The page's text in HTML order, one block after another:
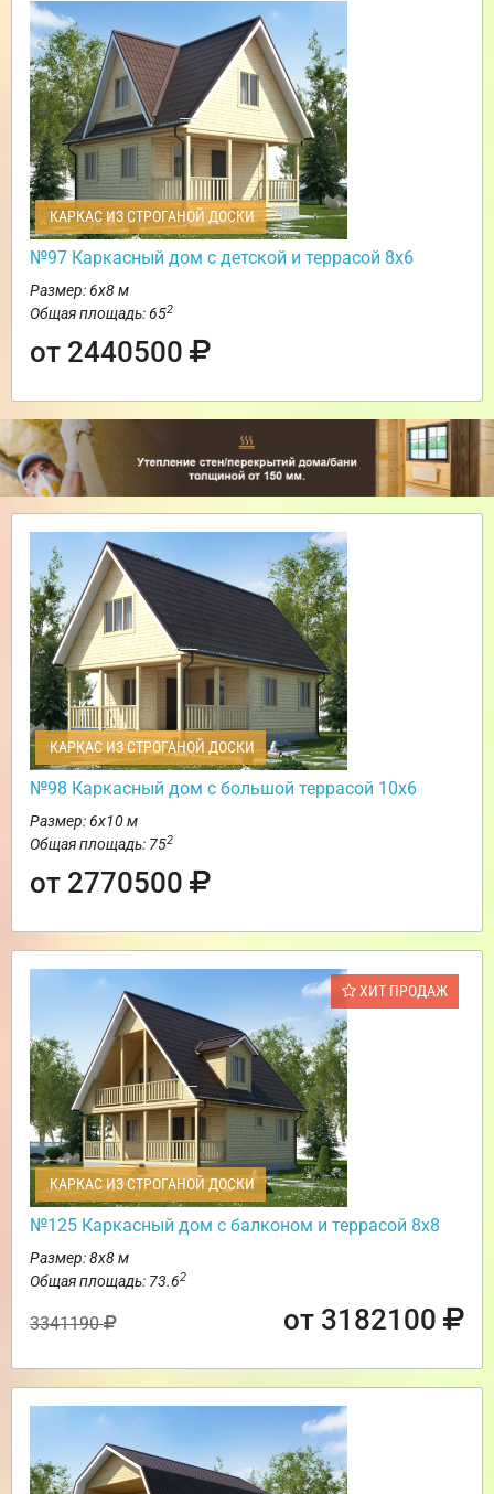
КАРКАС ИЗ СТРОГАНОЙ ДОСКИ
№97 Каркасный дом с детской и террасой 8х6
Размер: 6х8 м
Общая площадь: 652
от 2440500
КАРКАС ИЗ СТРОГАНОЙ ДОСКИ
№98 Каркасный дом с большой террасой 10х6
Размер: 6х10 м
Общая площадь: 752
от 2770500
ХИТ ПРОДАЖ
КАРКАС ИЗ СТРОГАНОЙ ДОСКИ
№125 Каркасный дом с балконом и террасой 8х8
Размер: 8х8 м
Общая площадь: 73.62
3341190 от 3182100